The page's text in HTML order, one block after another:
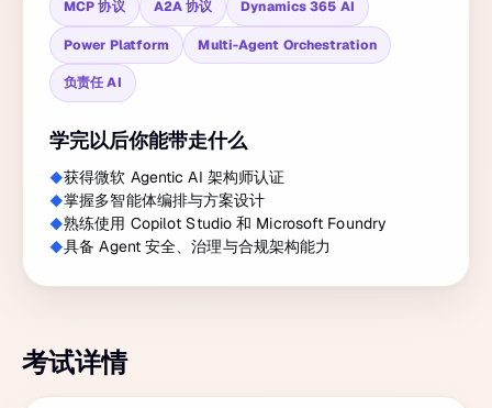
MCP 协议 A2A 协议 Dynamics 365 AI
Power Platform Multi-Agent Orchestration
负责任 AI
学完以后你能带走什么
获得微软 Agentic AI 架构师认证
掌握多智能体编排与方案设计
熟练使用 Copilot Studio 和 Microsoft Foundry
具备 Agent 安全、治理与合规架构能力
考试详情